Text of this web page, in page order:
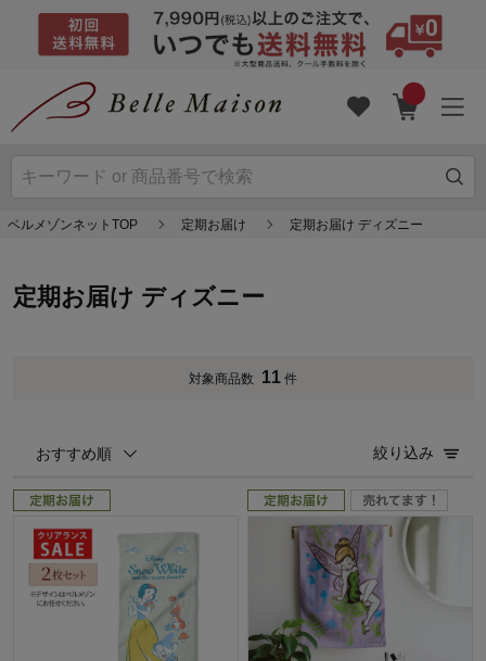
ベルメゾンネットTOP 定期お届け 定期お届け ディズニー
定期お届け ディズニー
対象商品数 11 件
おすすめ順 絞り込み